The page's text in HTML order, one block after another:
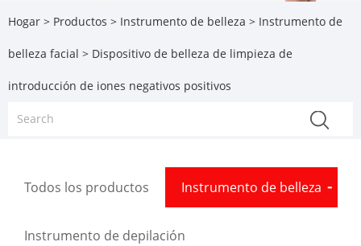
Hogar > Productos > Instrumento de belleza > Instrumento de
belleza facial > Dispositivo de belleza de limpieza de
introducción de iones negativos positivos
Todos los productos Instrumento de belleza
Instrumento de depilación